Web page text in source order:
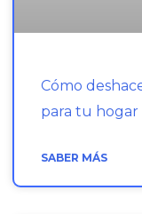
Cómo
para tu hogar
SABER MÁS